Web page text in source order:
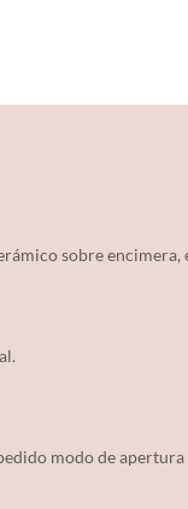
sobre encimera,
modo de apertura